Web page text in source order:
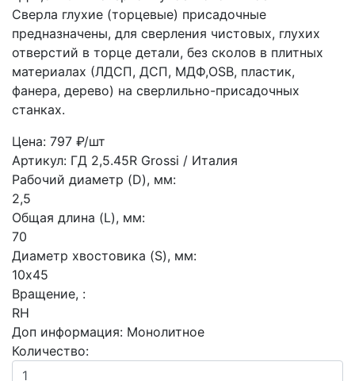
Сверла глухие (торцевые) присадочные
предназначены, для сверления чистовых, глухих
отверстий в торце детали, без сколов в плитных
материалах (ЛДСП, ДСП, МДФ,OSB, пластик,
фанера, дерево) на сверлильно-присадочных
станках.
Цена: 797 ₽/шт
Артикул: ГД 2,5.45R Grossi / Италия
Рабочий диаметр (D), мм:
2,5
Общая длина (L), мм:
70
Диаметр хвостовика (S), мм:
10х45
Вращение, :
RH
Доп информация: Монолитное
Количество: